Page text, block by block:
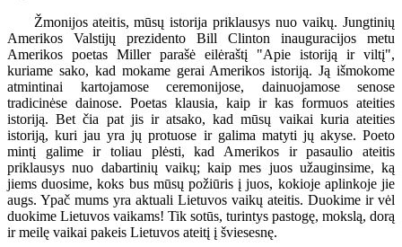
Žmonijos ateitis, mūsų istorija priklausys nuo vaikų. Jungtinių
Amerikos Valstijų prezidento Bill Clinton inauguracijos metu
Amerikos poetas Miller parašė eilėraštį "Apie istoriją ir viltį",
kuriame sako, kad mokame gerai Amerikos istoriją. Ją išmokome
atmintinai kartojamose ceremonijose, dainuojamose senose
tradicinėse dainose. Poetas klausia, kaip ir kas formuos ateities
istoriją. Bet čia pat jis ir atsako, kad mūsų vaikai kuria ateities
istoriją, kuri jau yra jų protuose ir galima matyti jų akyse. Poeto
mintį galime ir toliau plėsti, kad Amerikos ir pasaulio ateitis
priklausys nuo dabartinių vaikų; kaip mes juos užauginsime, ką
jiems duosime, koks bus mūsų požiūris į juos, kokioje aplinkoje jie
augs. Ypač mums yra aktuali Lietuvos vaikų ateitis. Duokime ir vėl
duokime Lietuvos vaikams! Tik sotūs, turintys pastogę, mokslą, dorą
ir meilę vaikai pakeis Lietuvos ateitį į šviesesnę.